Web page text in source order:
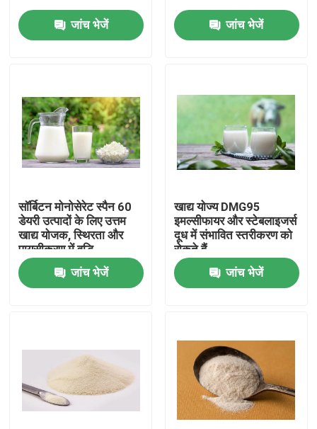
वीडियो
वीआर शो
हमारे बारे में
कारखाना भ्रमण
गुणवत्ता नियंत्रण
समाचार
जांच भेजें जांच भेजें
सॉर्बिटन मोनोसेरेट स्पैन 60
डेयरी उत्पादों के लिए उत्तम
खाद्य योजक, स्थिरता और
पायसीकरण में वृद्धि
जांच भेजें
खाद्य योज्य DMG95
इमल्सीफायर और स्टेबलाइजर्स
दूध में संभावित स्तरीकरण को
रोकते हैं
जांच भेजें